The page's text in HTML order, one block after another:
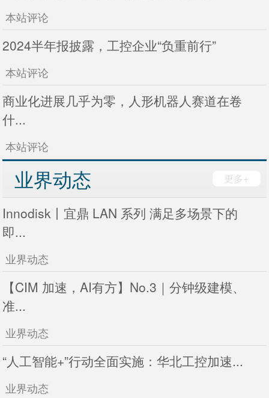
本站评论
2024半年报披露，工控企业“负重前行”
本站评论
商业化进展几乎为零，人形机器人赛道在卷
什...
本站评论
更多+
业界动态
Innodisk丨宜鼎 LAN 系列 满足多场景下的
即...
业界动态
【CIM 加速，AI有方】No.3｜分钟级建模、
准...
业界动态
“人工智能+”行动全面实施：华北工控加速...
业界动态